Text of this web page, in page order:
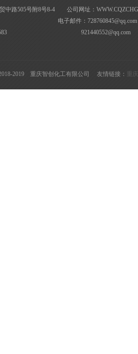
中路505号附8号8-4 公司网址：
电子邮件：728760845@qq.com
18523354583 921440552@qq.com
2019 重庆智创化工有限公司 友情链接： 重